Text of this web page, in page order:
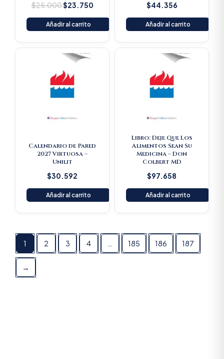
$25.000$23.750
Añadir al carrito
$44.356
Añadir al carrito
Calendario de Pared
2027 Virtuosa –
Unilit
$30.592
Añadir al carrito
Libro: Deje Que Los
Alimentos Sean Su
Medicina – Don
Colbert MD
$97.658
Añadir al carrito
1 2 3 4 185 186 187
→